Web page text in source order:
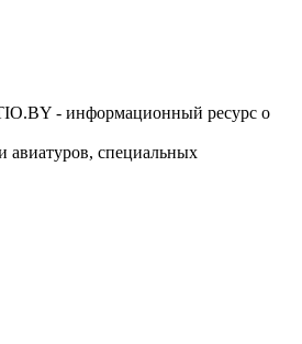
- информационный ресурс о
авиатуров, специальных